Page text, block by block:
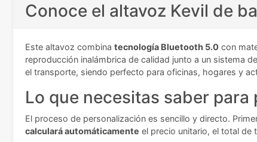
Conoce el altavoz Kevil de
Este altavoz combina tecnología Bluetooth 5.0 con
reproducción inalámbrica de calidad junto a un sistema
el transporte, siendo perfecto para oficinas, hogares y
Lo que necesitas saber
El proceso de personalización es sencillo y directo.
calculará automáticamente el precio unitario, el total